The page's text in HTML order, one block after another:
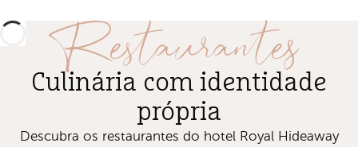
Restaurantes
Culinária com identidade
própria
Descubra os restaurantes do hotel Royal Hideaway